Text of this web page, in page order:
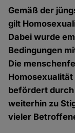
Gemäß der
gilt
Dabei wurde
Bedingungen
Die
Homosexualität
befördert durch
weiterhin zu
vieler